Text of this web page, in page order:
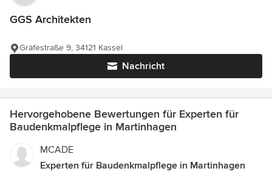
GGS Architekten
Nachricht
Gräfestraße 9, 34121 Kassel
Hervorgehobene Bewertungen für Experten für
Baudenkmalpflege in Martinhagen
MCADE
Experten für Baudenkmalpflege in Martinhagen